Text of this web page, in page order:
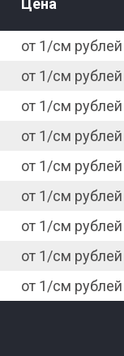
Цена
от 1/см рублей
от 1/см рублей
от 1/см рублей
от 1/см рублей
от 1/см рублей
от 1/см рублей
от 1/см рублей
от 1/см рублей
от 1/см рублей